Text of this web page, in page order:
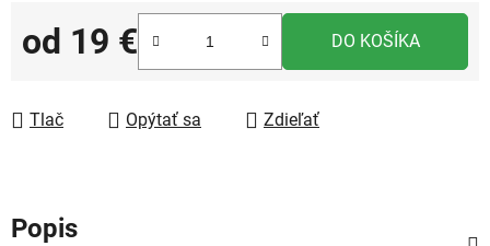
od 19 €
Jednotková cena:
DO KOŠÍKA
Tlač Opýtať sa Zdieľať
Popis